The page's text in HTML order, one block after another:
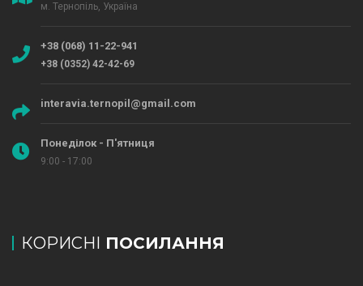
м. Тернопіль, Україна
+38 (068) 11-22-941
+38 (0352) 42-42-69
interavia.ternopil@gmail.com
Понеділок - П'ятниця
9:00 - 17:00
КОРИСНІ ПОСИЛАННЯ